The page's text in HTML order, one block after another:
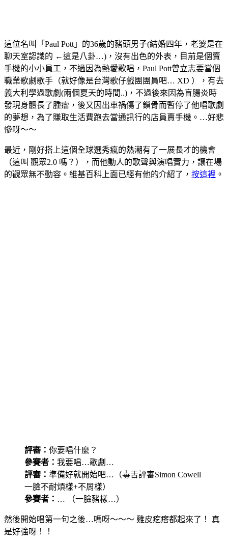
這位名叫「Paul Pott」的36歲的豬頭男子(結婚四年，老婆是在
聊天室認識的 ←這是八卦…)，沒有出色的外表，目前是個賣
手機的小小員工，不過因為熱愛歌唱，Paul Pott曾立志要當個
職業歌劇歌手（就好像是台灣歌仔戲團團員吧… XD ），有去
義大利學過歌劇(兩個夏天的時間..)，不過後來因為盲腸炎時
發現身體長了腫瘤，後又因出車禍傷了鎖骨而暫停了他唱歌劇
的夢想，為了賺取生活費跑去當通訊行的店員賣手機。…好悲
慘呀～～
最近，剛好搭上這個全球選秀瘋的熱潮有了一展長才的機會
（這叫 觀眾2.0 嗎？），而他動人的歌聲與演唱實力，讓在場
的觀眾無不動容。維基百科上面已經有他的介紹了， 按這裡 。
評審： 你要唱什麼？
參賽者： 我要唱…歌劇…
評審： 準備好就開始吧…（毒舌評審Simon Cowell
一臉不耐煩樣+不屑樣）
參賽者： … （一臉豬樣…）
然後開始唱第一句之後…嗎呀～～～ 雞皮疙瘩都起來了！ 真
是好強呀！！